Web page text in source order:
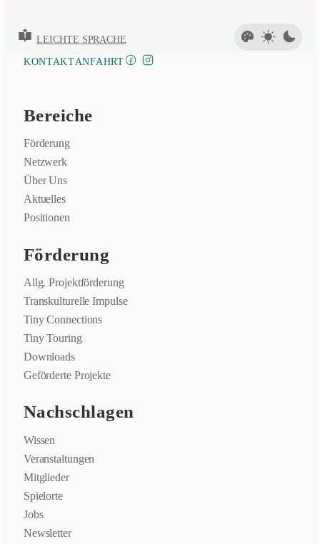
LEICHTE SPRACHE
KONTAKTANFAHRT FACEBOOK
Bereiche
Förderung
Netzwerk
Über Uns
Aktuelles
Positionen
Förderung
Allg. Projektförderung
Transkulturelle Impulse
Tiny Connections
Tiny Touring
Downloads
Geförderte Projekte
Nachschlagen
Wissen
Veranstaltungen
Mitglieder
Spielorte
Jobs
Newsletter